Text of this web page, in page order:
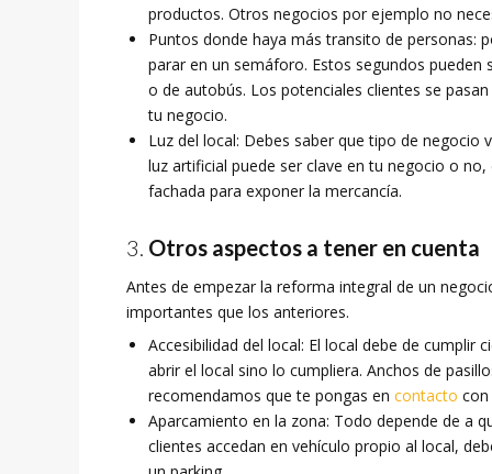
productos. Otros negocios por ejemplo no
Puntos donde haya más transito de personas:
parar en un semáforo. Estos segundos
o de autobús. Los potenciales clientes se
tu negocio.
Luz del local: Debes saber que tipo de negocio
luz artificial puede ser clave en tu negocio o
fachada para exponer la mercancía.
Otros aspectos a tener en cuenta
Antes de empezar la reforma integral de un
importantes que los anteriores.
Accesibilidad del local: El local debe de
abrir el local sino lo cumpliera. Anchos de
recomendamos que te pongas encontacto
Aparcamiento en la zona: Todo depende de a
clientes accedan en vehículo propio al local,